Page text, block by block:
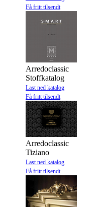
Få fritt tilsendt
Arredoclassic
Stoffkatalog
Last ned katalog
Få fritt tilsendt
Arredoclassic
Tiziano
Last ned katalog
Få fritt tilsendt